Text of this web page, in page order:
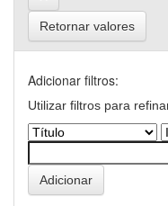
Retornar valores
Adicionar filtros:
Utilizar filtros para